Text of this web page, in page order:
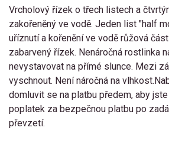
Vrcholový řízek o třech listech a
zakořeněný ve vodě. Jeden list "half
uříznutí a kořenění ve vodě růžová
zabarvený řízek. Nenáročná rostlinka
nevystavovat na přímé slunce. Mezi
vyschnout. Není náročná na
domluvit se na platbu předem, aby
poplatek za bezpečnou platbu po
převzetí.